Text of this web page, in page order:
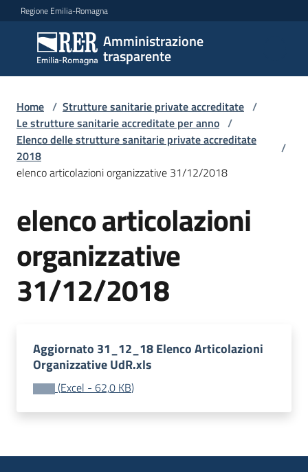
Vai al contenuto
Vai alla navigazione
Vai al footer
Regione Emilia-Romagna
Amministrazione
trasparente
Amministrazione
trasparente
Sottosezioni
Accesso
Home / Strutture sanitarie private accreditate /
Le strutture sanitarie accreditate per anno /
Elenco delle strutture sanitarie private accreditate
2018
/
elenco articolazioni organizzative 31/12/2018
elenco articolazioni
organizzative
31/12/2018
Aggiornato 31_12_18 Elenco Articolazioni
Organizzative UdR.xls
(Excel - 62,0 KB)